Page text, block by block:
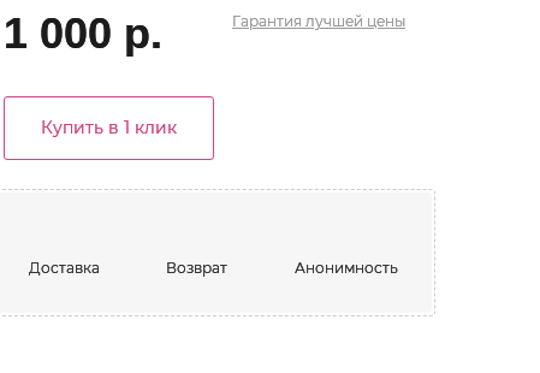
Гарантия лучшей цены
1 000 р.
Купить в 1 клик
Доставка Возврат Анонимность